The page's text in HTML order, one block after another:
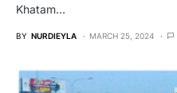
Khatam…
BY NURDIEYLA MARCH 25, 2024